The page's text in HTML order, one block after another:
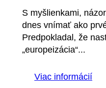
S myšlienkami,
dnes vnímať ako
Predpokladal, že
„europeizácia“...
Viac informácií